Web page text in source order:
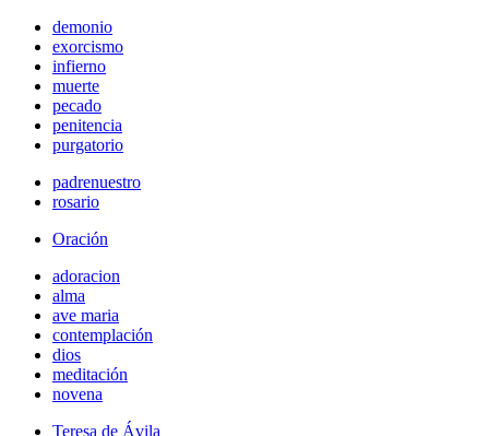
demonio
exorcismo
infierno
muerte
pecado
penitencia
purgatorio
padrenuestro
rosario
Oración
adoracion
alma
ave maria
contemplación
dios
meditación
novena
Teresa de Ávila